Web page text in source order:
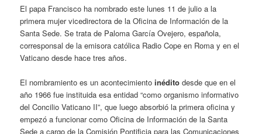
El papa Francisco ha nombrado este lunes 11 de julio a la
primera mujer vicedirectora de la Oficina de Información de la
Santa Sede. Se trata de Paloma García Ovejero, española,
corresponsal de la emisora católica Radio Cope en Roma y en el
Vaticano desde hace tres años.
El nombramiento es un acontecimientoinédito desde que en el
año 1966 fue instituida esa entidad “como organismo informativo
del Concilio Vaticano II”, que luego absorbió la primera oficina y
empezó a funcionar como Oficina de Información de la Santa
Sede a cargo de la Comisión Pontificia para las Comunicaciones